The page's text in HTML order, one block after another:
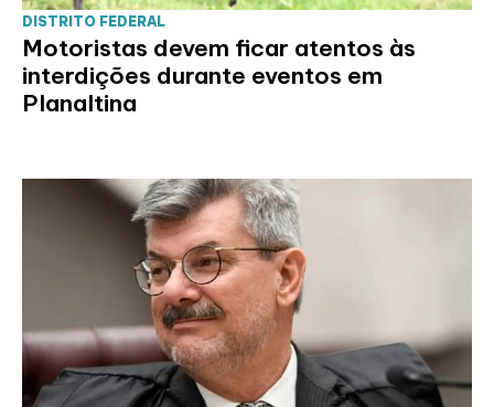
DISTRITO FEDERAL
Motoristas devem ficar atentos às
interdições durante eventos em
Planaltina